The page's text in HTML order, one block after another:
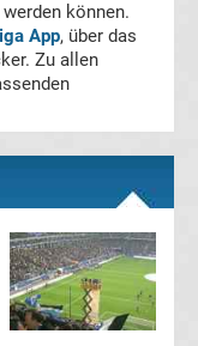
können.
App, über das
Zu allen